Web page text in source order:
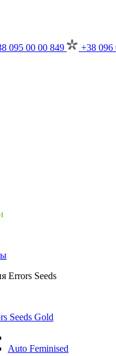
095 00 00 849
+38 096
Errors Seeds
Seeds Gold
Auto Feminised